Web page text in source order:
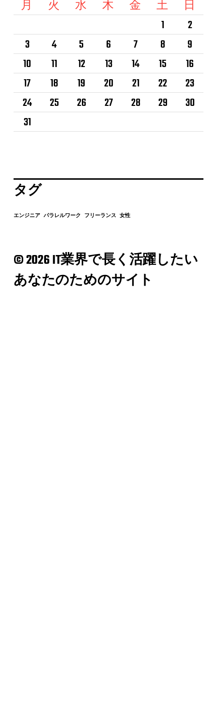
月 火 水 木 金 土
日
1
2
3
4 5 6 7 8
9
10
11 12 13 14 15
16
17
18 19 20 21 22
23
24
25 26 27 28 29
30
31
タグ
エンジニア パラレルワーク フリーランス 女性
© 2026 IT業界で長く活躍したい
あなたのためのサイト